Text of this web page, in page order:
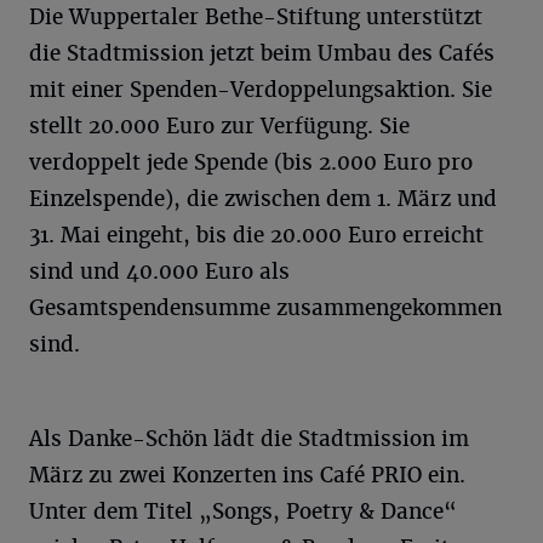
Die Wuppertaler Bethe-Stiftung unterstützt
die Stadtmission jetzt beim Umbau des Cafés
mit einer Spenden-Verdoppelungsaktion. Sie
stellt 20.000 Euro zur Verfügung. Sie
verdoppelt jede Spende (bis 2.000 Euro pro
Einzelspende), die zwischen dem 1. März und
31. Mai eingeht, bis die 20.000 Euro erreicht
sind und 40.000 Euro als
Gesamtspendensumme zusammengekommen
sind.
Als Danke-Schön lädt die Stadtmission im
März zu zwei Konzerten ins Café PRIO ein.
Unter dem Titel „Songs, Poetry & Dance“